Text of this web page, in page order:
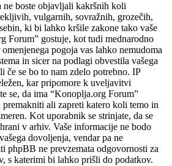
ne boste objavljali kakršnih koli
vulgarnih, sovražnih, grozečih,
ki bi lahko kršile zakone tako vaše
Forum” gostuje, kot tudi mednarodno
pogoja vas lahko nemudoma
in sicer na podlagi obvestila vašega
če se bo to nam zdelo potrebno. IP
kar pripomore k uveljavitvi
se, da ima “Konoplja.org Forum”
ali zapreti katero koli temo in
Kot uporabnik se strinjate, da se
v arhiv. Vaše informacije ne bodo
dovoljenja, vendar pa ne
phpBB ne prevzemata odgovornosti za
s katerimi bi lahko prišli do podatkov.